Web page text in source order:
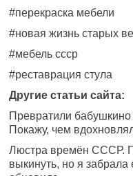
#перекраска мебели
#новая жизнь старых
#мебель ссср
#реставрация стула
Другие статьи сайта:
Превратили
Покажу, чем
Люстра времён СССР.
выкинуть, но я